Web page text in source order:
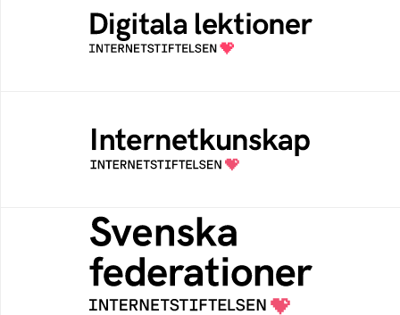
Öppen digital lärresurs med färdiga lektioner
för alla stadier i grundskolan
Samlad kunskap som hjälper dig att bli en
säker och medveten internetanvändare
Svenska federationer
Grunden för medlemskap i en sektors- eller
kontextspecifik federation